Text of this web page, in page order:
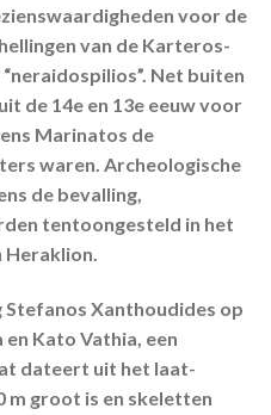
voor de
van de Karteros-
Net buiten
de 14e en 13e eeuw voor
Marinatos de
waren. Archeologische
de bevalling,
tentoongesteld in het
Heraklion.
Stefanos Xanthoudides op
Kato Vathia, een
dateert uit het laat-
m groot is en skeletten